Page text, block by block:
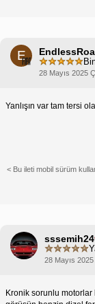
E
28 Mayıs 2025
Yanlışın var tam tersi
< Bu ileti mobil sürüm
sssemih24
28 Mayıs
Kronik sorunlu motorlar